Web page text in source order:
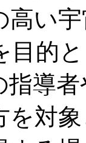
高い
目的
導者
を対